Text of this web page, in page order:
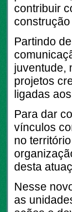
contribuir
Partindo
juventude,
projetos
ligadas
Para dar
vínculos
no
desta
Nesse
as